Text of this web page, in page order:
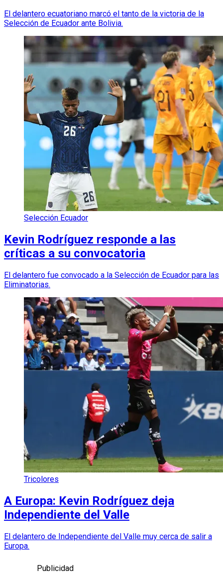
El delantero ecuatoriano marcó el tanto de la victoria de la
Selección de Ecuador ante Bolivia.
Selección Ecuador
Kevin Rodríguez responde a las
críticas a su convocatoria
El delantero fue convocado a la Selección de Ecuador para las
Eliminatorias.
Tricolores
A Europa: Kevin Rodríguez deja
Independiente del Valle
El delantero de Independiente del Valle muy cerca de salir a
Europa.
Publicidad